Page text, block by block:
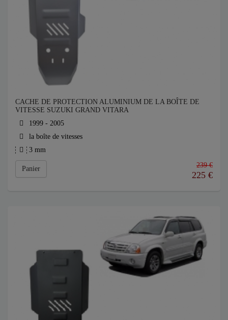
CACHE DE PROTECTION ALUMINIUM DE LA BOÎTE DE
VITESSE SUZUKI GRAND VITARA
1999 - 2005
la boîte de vitesses
3 mm
Panier 239 €
225 €